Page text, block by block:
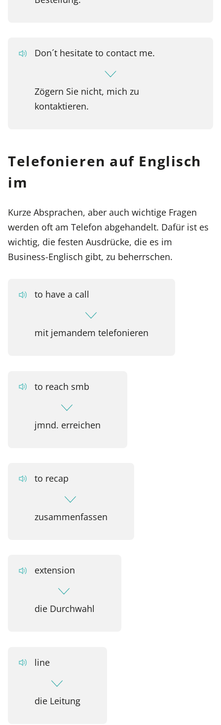
Don´t hesitate to contact me.
Zögern Sie nicht, mich zu
kontaktieren.
Telefonieren auf Englisch
im
Kurze Absprachen, aber auch wichtige Fragen
werden oft am Telefon abgehandelt. Dafür ist es
wichtig, die festen Ausdrücke, die es im
Business-Englisch gibt, zu beherrschen.
to have a call
mit jemandem telefonieren
to reach smb
jmnd. erreichen
to recap
zusammenfassen
extension
die Durchwahl
line
die Leitung